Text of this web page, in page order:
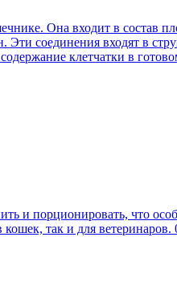
Она входит в состав
соединения входят в
клетчатки в
и порционировать, что
так и для ветеринаров.